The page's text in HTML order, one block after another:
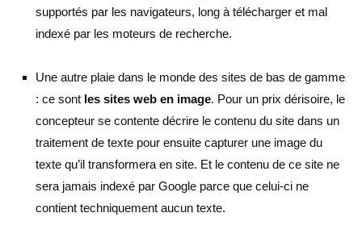
supportés par les navigateurs, long à télécharger et mal
indexé par les moteurs de recherche.
Une autre plaie dans le monde des sites de bas de gamme
: ce sont les sites web en image. Pour un prix dérisoire, le
concepteur se contente décrire le contenu du site dans un
traitement de texte pour ensuite capturer une image du
texte qu’il transformera en site. Et le contenu de ce site ne
sera jamais indexé par Google parce que celui-ci ne
contient techniquement aucun texte.